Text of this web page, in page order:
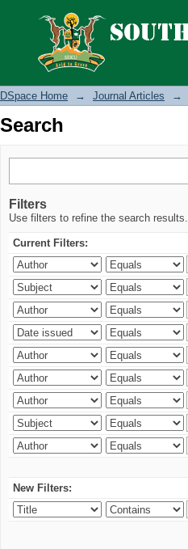
Search
DSpace Home → Journal Articles →
Search
Filters
Use filters to refine the search results.
Current Filters:
New Filters: